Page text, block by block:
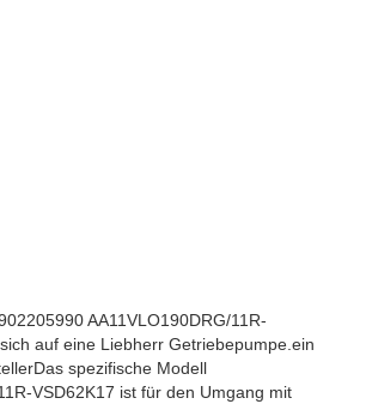
Pump
AA11VLO190DRG/11R-
auf eine Liebherr Getriebepumpe.ein
spezifische Modell
VSD62K17 ist für den Umgang mit